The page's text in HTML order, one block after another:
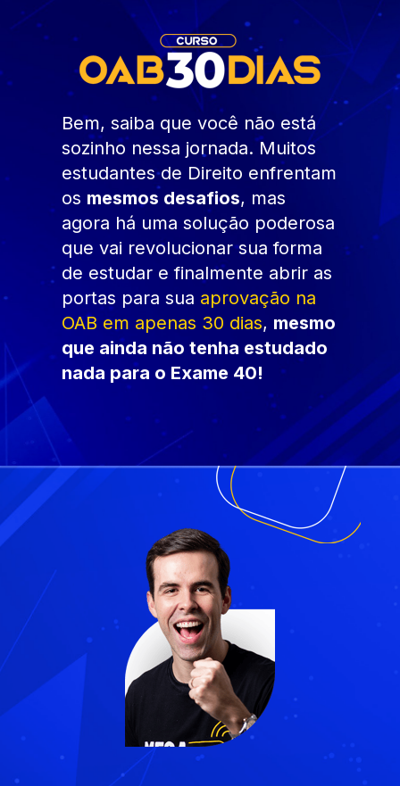
Bem, saiba que você não está
sozinho nessa jornada. Muitos
estudantes de Direito enfrentam
os mesmos desafios, mas
agora há uma solução poderosa
que vai revolucionar sua forma
de estudar e finalmente abrir as
portas para sua aprovação na
OAB em apenas 30 dias, mesmo
que ainda não tenha estudado
nada para o Exame 40!